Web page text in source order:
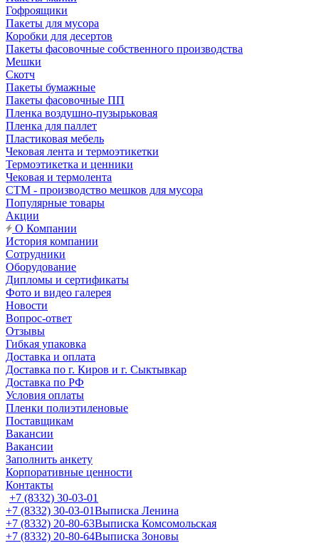
Гофроящики
Пакеты для мусора
Коробки для десертов
Пакеты фасовочные собственного производства
Мешки
Скотч
Пакеты бумажные
Пакеты фасовочные ПП
Пленка воздушно-пузырьковая
Пленка для паллет
Пластиковая мебель
Чековая лента и термоэтикетки
Термоэтикетка и ценники
Чековая и термолента
СТМ - производство мешков для мусора
Популярные товары
Акции
О Компании
История компании
Сотрудники
Оборудование
Дипломы и сертификаты
Фото и видео галерея
Новости
Вопрос-ответ
Отзывы
Гибкая упаковка
Доставка и оплата
Доставка по г. Киров и г. Сыктывкар
Доставка по РФ
Условия оплаты
Пленки полиэтиленовые
Поставщикам
Вакансии
Вакансии
Заполнить анкету
Корпоративные ценности
Контакты
+7 (8332) 30-03-01
+7 (8332) 30-03-01Выписка Ленина
+7 (8332) 20-80-63Выписка Комсомольская
+7 (8332) 20-80-64Выписка Зоновы